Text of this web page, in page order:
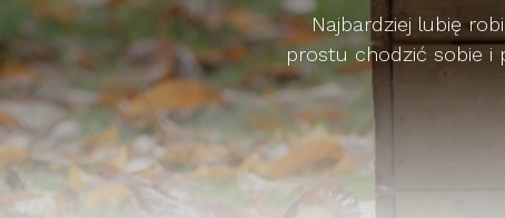
Najbardziej lubię
prostu chodzić sobie i